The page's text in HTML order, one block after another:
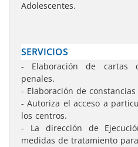
Adolescentes.
SERVICIOS
- Elaboración de cartas
penales.
- Elaboración de
- Autoriza el acceso a
los centros.
- La dirección de
medidas de tratamiento